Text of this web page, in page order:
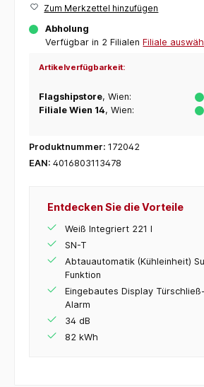
Zum Merkzettel hinzufügen
Abholung
Verfügbar in 2 Filialen Filiale
Artikelverfügbarkeit:
Flagshipstore, Wien:
Filiale Wien 14, Wien:
Produktnummer: 172042
EAN: 4016803113478
Entdecken Sie die Vorteile
Weiß Integriert 221 l
SN-T
Abtauautomatik (Kühleinheit)
Funktion
Eingebautes Display
Alarm
34 dB
82 kWh